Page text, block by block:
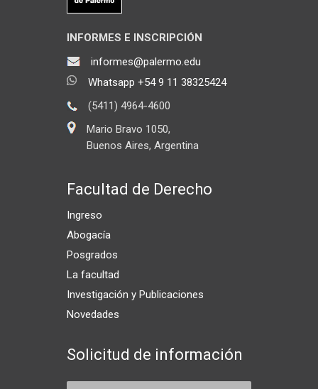
INFORMES E INSCRIPCIÓN
informes@palermo.edu
Whatsapp +54 9 11 38325424
(5411) 4964-4600
Mario Bravo 1050,
Buenos Aires, Argentina
Facultad de Derecho
Ingreso
Abogacía
Posgrados
La facultad
Investigación y Publicaciones
Novedades
Solicitud de información